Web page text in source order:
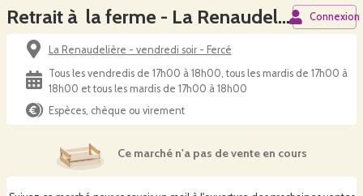
Retrait à la ferme - La Renaudelière, 44660 Fercé Connexion
La Renaudelière - vendredi soir - Fercé
Tous les vendredis de 17h00 à 18h00, tous les mardis de 17h00 à
18h00 et tous les mardis de 17h00 à 18h00
Espèces, chèque ou virement
Ce marché n'a pas de vente en cours